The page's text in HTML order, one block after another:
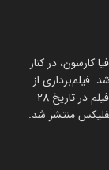
سوفیا کارسون، در کنار
فیلم‌برداری از
اواخر تابستان 1403 در نیویورک آغاز شد. درنهایت این فیلم در تاریخ 28